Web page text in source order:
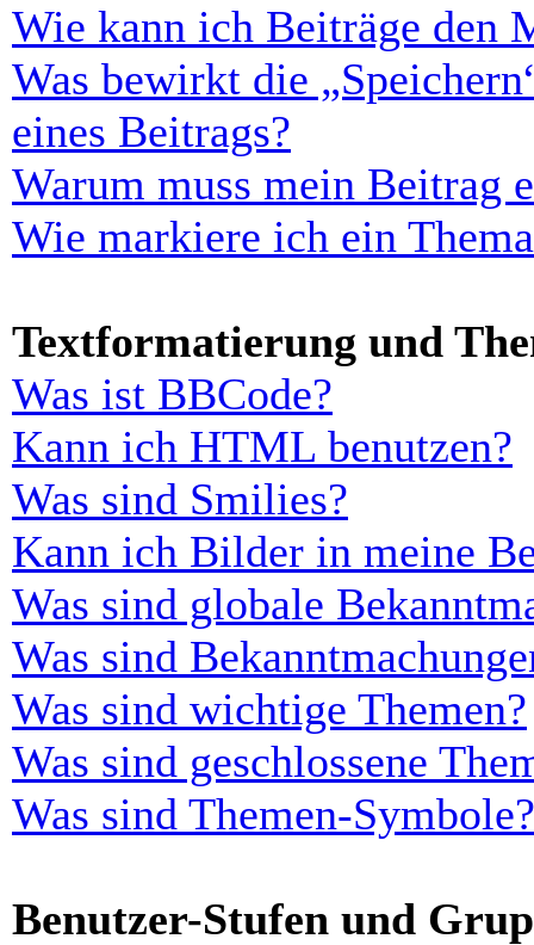
Wie kann ich Beiträge den
Was bewirkt die
eines Beitrags?
Warum muss mein Beitrag
Wie markiere ich ein
Textformatierung und
Was ist BBCode?
Kann ich HTML benutzen?
Was sind Smilies?
Kann ich Bilder in meine
Was sind globale
Was sind
Was sind wichtige Themen?
Was sind geschlossene
Was sind Themen-Symbole?
Benutzer-Stufen und